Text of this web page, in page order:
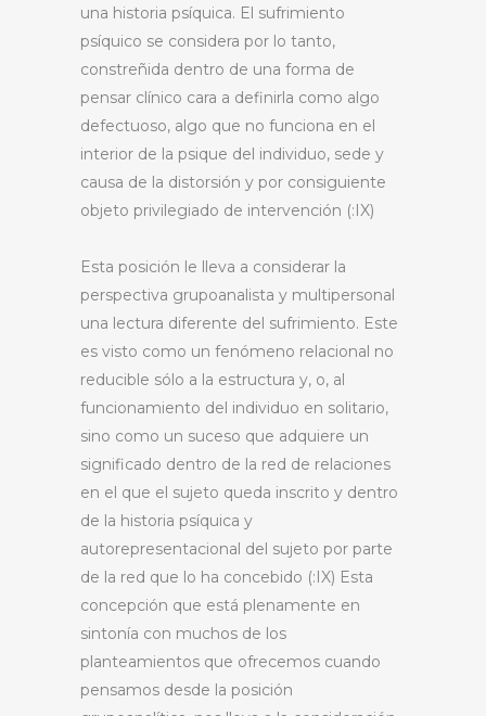
una historia psíquica. El sufrimiento
psíquico se considera por lo tanto,
constreñida dentro de una forma de
pensar clínico cara a definirla como algo
defectuoso, algo que no funciona en el
interior de la psique del individuo, sede y
causa de la distorsión y por consiguiente
objeto privilegiado de intervención (:IX)
Esta posición le lleva a considerar la
perspectiva grupoanalista y multipersonal
una lectura diferente del sufrimiento. Este
es visto como un fenómeno relacional no
reducible sólo a la estructura y, o, al
funcionamiento del individuo en solitario,
sino como un suceso que adquiere un
significado dentro de la red de relaciones
en el que el sujeto queda inscrito y dentro
de la historia psíquica y
autorepresentacional del sujeto por parte
de la red que lo ha concebido (:IX) Esta
concepción que está plenamente en
sintonía con muchos de los
planteamientos que ofrecemos cuando
pensamos desde la posición